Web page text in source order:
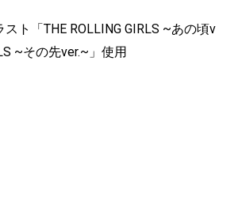
ト「THE ROLLING GIRLS ~あの頃v
~その先ver.~」使用